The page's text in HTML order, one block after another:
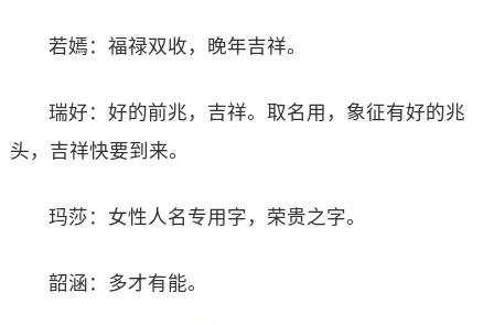
若嫣：福禄双收，晚年吉祥。
瑞好：好的前兆，吉祥。取名用，象征有好的兆
头，吉祥快要到来。
玛莎：女性人名专用字，荣贵之字。
韶涵：多才有能。